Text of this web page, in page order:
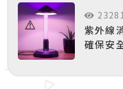
23281
紫外線
確保安